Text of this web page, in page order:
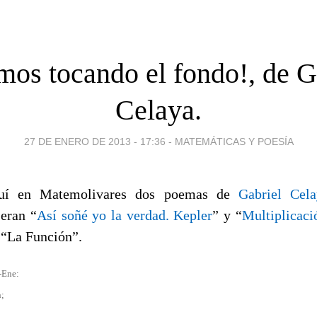
tocando el fondo!, de
Celaya.
27 DE ENERO DE 2013 - 17:36 - MATEMÁTICAS Y POESÍA
en Matemolivares dos poemas de Gabriel
“Así soñé yo la verdad. Kepler” y “
Función”.